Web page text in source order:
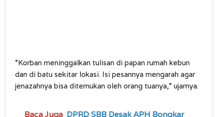
“Korban meninggalkan tulisan di papan rumah kebun
dan di batu sekitar lokasi. Isi pesannya mengarah agar
jenazahnya bisa ditemukan oleh orang tuanya,” ujarnya.
Baca Juga DPRD SBB Desak APH Bongkar